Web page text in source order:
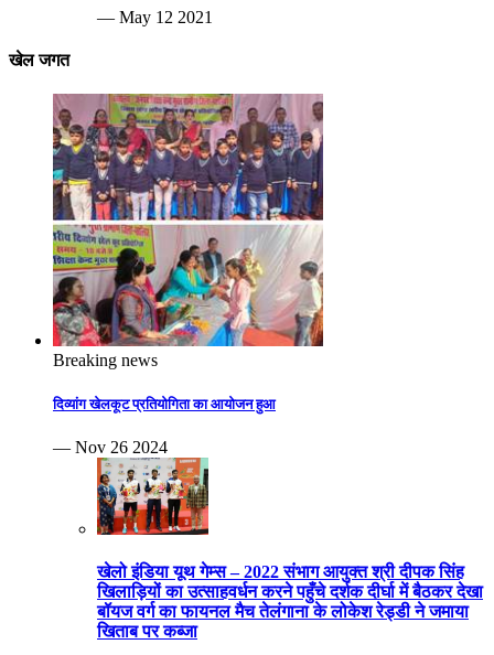
— May 12 2021
खेल जगत
Breaking news
दिव्यांग खेलकूट प्रतियोगिता का आयोजन हुआ
— Nov 26 2024
खेलो इंडिया यूथ गेम्स – 2022 संभाग आयुक्त श्री दीपक सिंह
खिलाड़ियों का उत्साहवर्धन करने पहुँचे दर्शक दीर्घा में बैठकर देखा
बॉयज वर्ग का फायनल मैच तेलंगाना के लोकेश रेड्डी ने जमाया
खिताब पर कब्जा